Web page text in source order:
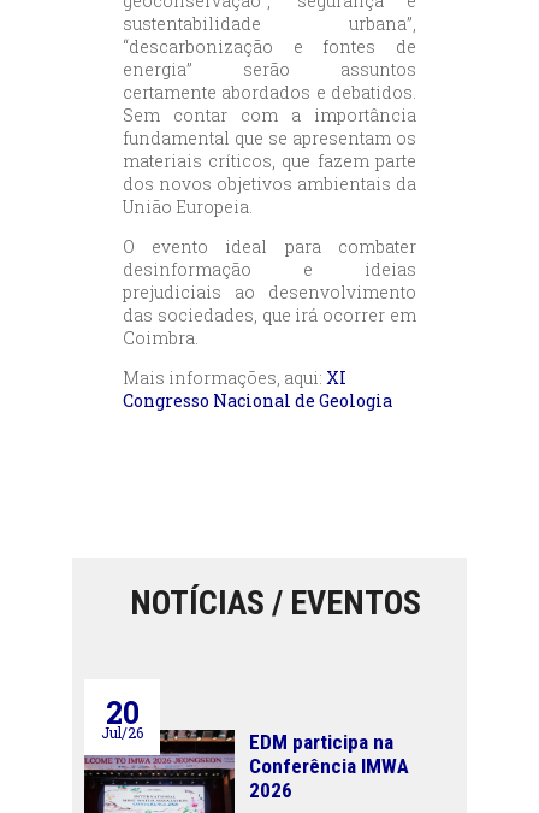
sustentabilidade urbana”,
“descarbonização e fontes de
energia” serão assuntos
certamente abordados e debatidos.
Sem contar com a importância
fundamental que se apresentam os
materiais críticos, que fazem parte
dos novos objetivos ambientais da
União Europeia.
O evento ideal para combater
desinformação e ideias
prejudiciais ao desenvolvimento
das sociedades, que irá ocorrer em
Coimbra.
Mais informações, aqui: XI
Congresso Nacional de Geologia
NOTÍCIAS / EVENTOS
20
Jul/26
EDM participa na
Conferência IMWA
2026